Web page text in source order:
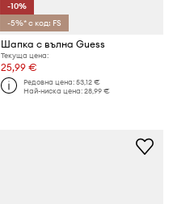
-10%
-5%* с код: FS
Шапка с вълна Guess
Текуща цена:
25,99 €
Редовна цена:53,12 €
Най-ниска цена:28,99 €